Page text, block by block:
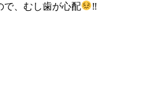
で、むし歯が心配 ‼